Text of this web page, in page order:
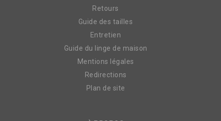
Retours
Guide des tailles
Entretien
Guide du linge de maison
Mentions légales
Redirections
Plan de site